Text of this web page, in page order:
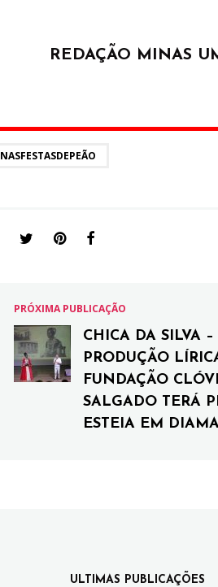
REDAÇÃO MINAS
PRÓXIMA PUBLICAÇÃO
CHICA DA SILVA
PRODUÇÃO
FUNDAÇÃO
SALGADO TERÁ
ESTEIA EM
ULTIMAS PUBLICAÇÕES